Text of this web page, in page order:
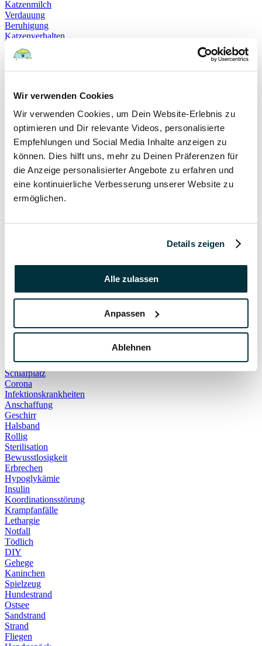
Wir verwenden Cookies
Wir verwenden Cookies, um Dein Website-Erlebnis zu
optimieren und Dir relevante Videos, personalisierte
Empfehlungen und Social Media Inhalte anzeigen zu
können. Dies hilft uns, mehr zu Deinen Präferenzen für
die Anzeige personalisierter Angebote zu erfahren und
eine kontinuierliche Verbesserung unserer Website zu
ermöglichen.
Details zeigen
Alle zulassen
Anpassen
Ablehnen
Katzenmilch
Verdauung
Beruhigung
Katzenverhalten
Schnurren
Selbstheilung
Prüfung
Sachkundenachweis
Sozialverträglichkeit
Bloodhound
Hundesport
Mantrailing
Rettungshund
Schäferhund
Schweißhund
exzessives Lecken
Niesen
Impfen
Hauskatze
Kälte
Leinenpflicht
Schlaf
Schlafplatz
Corona
Infektionskrankheiten
Anschaffung
Geschirr
Halsband
Rollig
Sterilisation
Bewusstlosigkeit
Erbrechen
Hypoglykämie
Insulin
Koordinationsstörung
Krampfanfälle
Lethargie
Notfall
Tödlich
DIY
Gehege
Kaninchen
Spielzeug
Hundestrand
Ostsee
Sandstrand
Strand
Fliegen